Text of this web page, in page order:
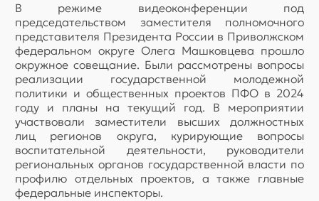
В режиме видеоконференции под
председательством заместителя полномочного
представителя Президента России в Приволжском
федеральном округе Олега Машковцева прошло
окружное совещание. Были рассмотрены вопросы
реализации государственной молодежной
политики и общественных проектов ПФО в 2024
году и планы на текущий год. В мероприятии
участвовали заместители высших должностных
лиц регионов округа, курирующие вопросы
воспитательной деятельности, руководители
региональных органов государственной власти по
профилю отдельных проектов, а также главные
федеральные инспекторы.